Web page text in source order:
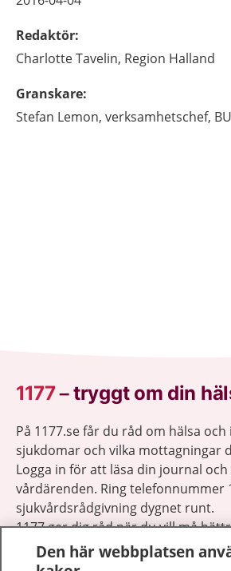
Redaktör:
CharlotteTavelin, Region Halland
Granskare:
Stefan Lemon, verksamhetschef,
1177–tryggt om din
På 1177.se får du råd om hälsa
sjukdomar och vilka mottagningar
Logga in för att läsa din journal
vårdärenden. Ring telefonnummer
sjukvårdsrådgivning dygnet runt.
1177 ger dig råd när du vill må
Den här webbplatsen